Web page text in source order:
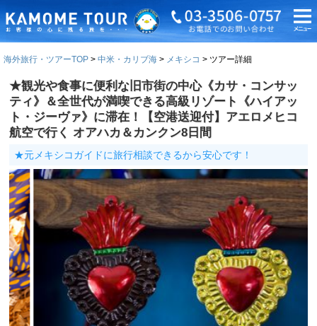
海外旅行・ツアーTOP 中米・カリブ海 メキシコ ツアー詳細
★観光や食事に便利な旧市街の中心《カサ・コンサッ
ティ》＆全世代が満喫できる高級リゾート《ハイアッ
ト・ジーヴァ》に滞在！【空港送迎付】アエロメヒコ
航空で行く オアハカ＆カンクン8日間
★元メキシコガイドに旅行相談できるから安心です！